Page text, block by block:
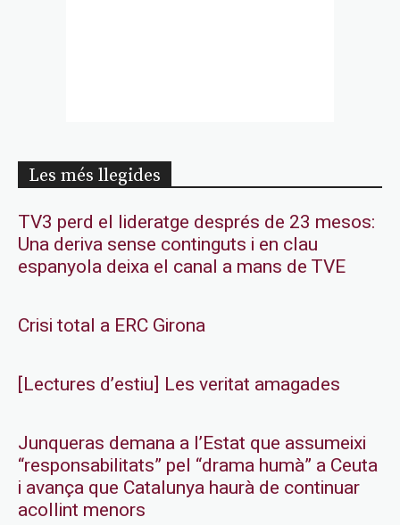
Les més llegides
TV3 perd el lideratge després de 23 mesos:
Una deriva sense continguts i en clau
espanyola deixa el canal a mans de TVE
Crisi total a ERC Girona
[Lectures d’estiu] Les veritat amagades
Junqueras demana a l’Estat que assumeixi
“responsabilitats” pel “drama humà” a Ceuta
i avança que Catalunya haurà de continuar
acollint menors